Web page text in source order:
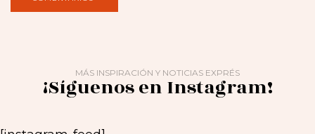
MÁS INSPIRACIÓN Y NOTICIAS EXPRÉS
¡Síguenos en Instagram!